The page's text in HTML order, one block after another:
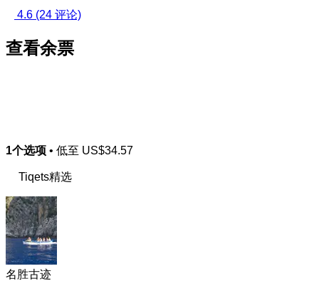
4.6 (24 评论)
查看余票
1个选项 • 低至 US$34.57
Tiqets精选
名胜古迹